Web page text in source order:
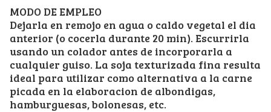
MODO DE EMPLEO
Dejarla en remojo en agua o caldo vegetal el dia
anterior (o cocerla durante 20 min). Escurrirla
usando un colador antes de incorporarla a
cualquier guiso. La soja texturizada fina resulta
ideal para utilizar como alternativa a la carne
picada en la elaboracion de albondigas,
hamburguesas, bolonesas, etc.